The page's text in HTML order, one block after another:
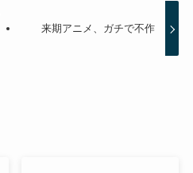
来期アニメ、ガチで不作